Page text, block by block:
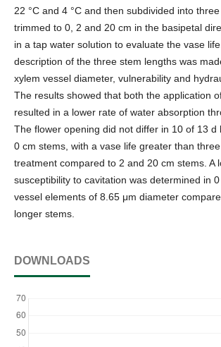
22 °C and 4 °C and then subdivided into
trimmed to 0, 2 and 20 cm in the basipetal
in a tap water solution to evaluate the vase
description of the three stem lengths was
xylem vessel diameter, vulnerability and
The results showed that both the application
resulted in a lower rate of water absorption
The flower opening did not differ in 10 of 13 d
0 cm stems, with a vase life greater than
treatment compared to 2 and 20 cm stems. A
susceptibility to cavitation was determined in
vessel elements of 8.65 μm diameter
longer stems.
DOWNLOADS